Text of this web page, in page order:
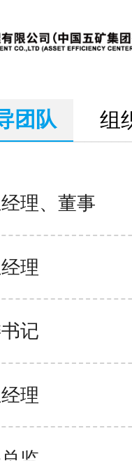
团队 组
理、董事
理
记
理